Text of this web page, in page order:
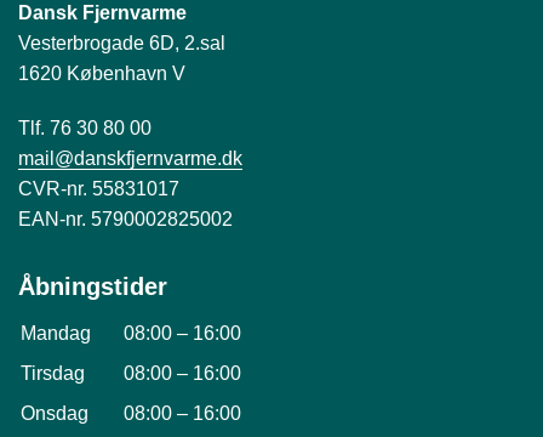
Dansk Fjernvarme
Vesterbrogade 6D, 2.sal
1620 København V
Tlf. 76 30 80 00
mail@danskfjernvarme.dk
CVR-nr. 55831017
EAN-nr. 5790002825002
Åbningstider
Mandag 08:00 – 16:00
Tirsdag
08:00 – 16:00
Onsdag
08:00 – 16:00